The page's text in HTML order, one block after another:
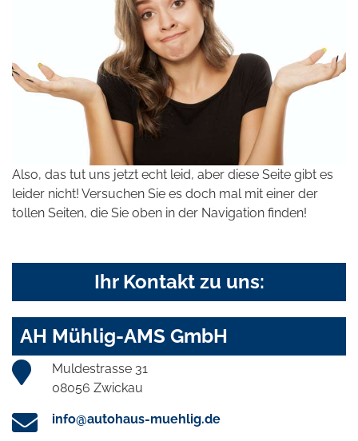
Also, das tut uns jetzt echt leid, aber diese Seite gibt es
leider nicht! Versuchen Sie es doch mal mit einer der
tollen Seiten, die Sie oben in der Navigation finden!
Ihr Kontakt zu uns:
AH Mühlig-AMS GmbH
Muldestrasse 31
08056 Zwickau
info@autohaus-muehlig.de